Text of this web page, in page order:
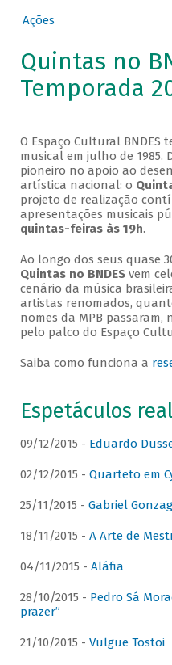
Ações
Quintas no
Temporada
O Espaço Cultural BNDES
musical em julho de 1985.
pioneiro no apoio ao
artística nacional: o
projeto de realização
apresentações musicais
quintas-feiras às 19h.
Ao longo dos seus quase
Quintas no BNDESvem
cenário da música
artistas renomados,
nomes da MPB passaram,
pelo palco do Espaço
Saiba como funciona a
Espetáculos
09/12/2015 - Eduardo
02/12/2015 - Quarteto em
25/11/2015 - Gabriel
18/11/2015 - A Arte de
04/11/2015 - Aláfia
28/10/2015 - Pedro Sá
prazer”
21/10/2015 - Vulgue Tostoi